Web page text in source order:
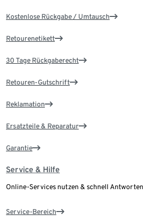
Kostenlose Rückgabe / Umtausch
Retourenetikett
30 Tage Rückgaberecht
Retouren-Gutschrift
Reklamation
Ersatzteile & Reparatur
Garantie
Service & Hilfe
Online-Services nutzen & schnell
Service-Bereich